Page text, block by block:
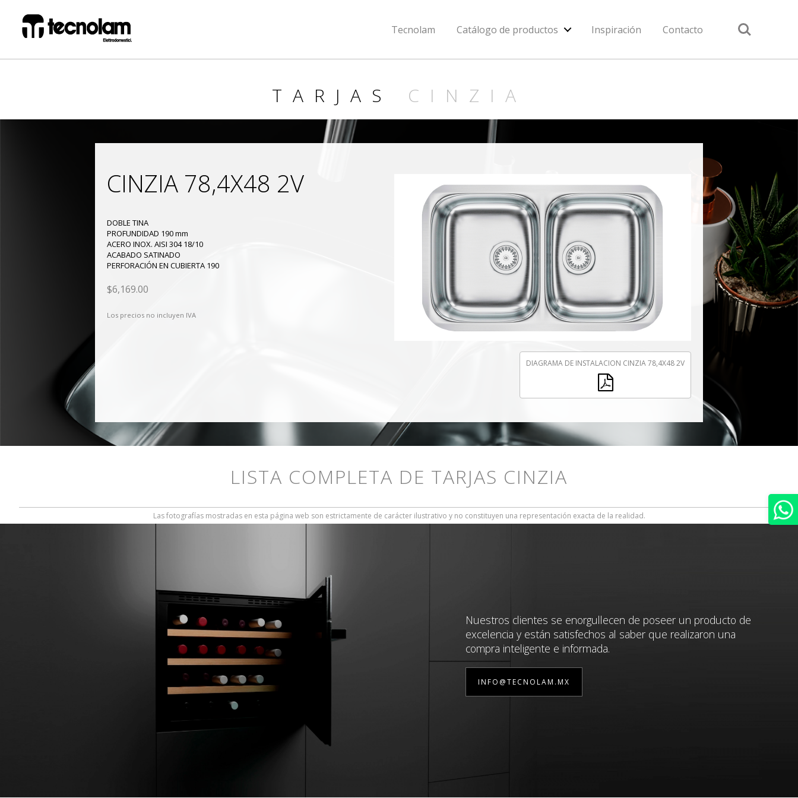
Tecnolam Catálogo de productos Inspiración Contacto Search
TARJAS CINZIA
CINZIA 78,4X48 2V
DOBLE TINA
PROFUNDIDAD 190 mm
ACERO INOX. AISI 304 18/10
ACABADO SATINADO
PERFORACIÓN EN CUBIERTA 190
$6,169.00
Los precios no incluyen IVA
DIAGRAMA DE INSTALACION CINZIA 78,4X48 2V
LISTA COMPLETA DE TARJAS CINZIA
Las fotografías mostradas en esta página web son estrictamente de carácter ilustrativo y no constituyen una representación exacta de la realidad.
Nuestros clientes se enorgullecen de poseer un producto de
excelencia y están satisfechos al saber que realizaron una
compra inteligente e informada.
INFO@TECNOLAM.MX